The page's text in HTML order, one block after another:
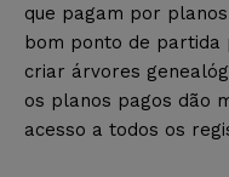
que pagam por
bom ponto de partida
criar árvores
os planos pagos dão
acesso a todos os